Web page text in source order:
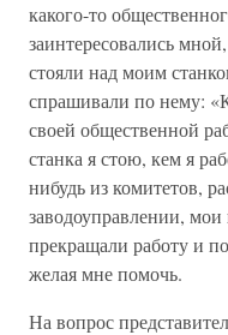
какого-то
заинтересовались
стояли над моим
спрашивали по нему:
своей общественной
станка я стою, кем я
нибудь из комитетов,
заводоуправлении,
прекращали работу и
желая мне помочь.
На вопрос